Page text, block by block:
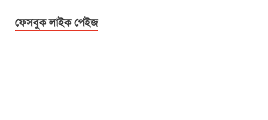
ফেসবুক লাইক পেইজ